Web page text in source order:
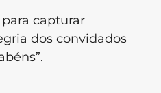
capturar
dos convidados